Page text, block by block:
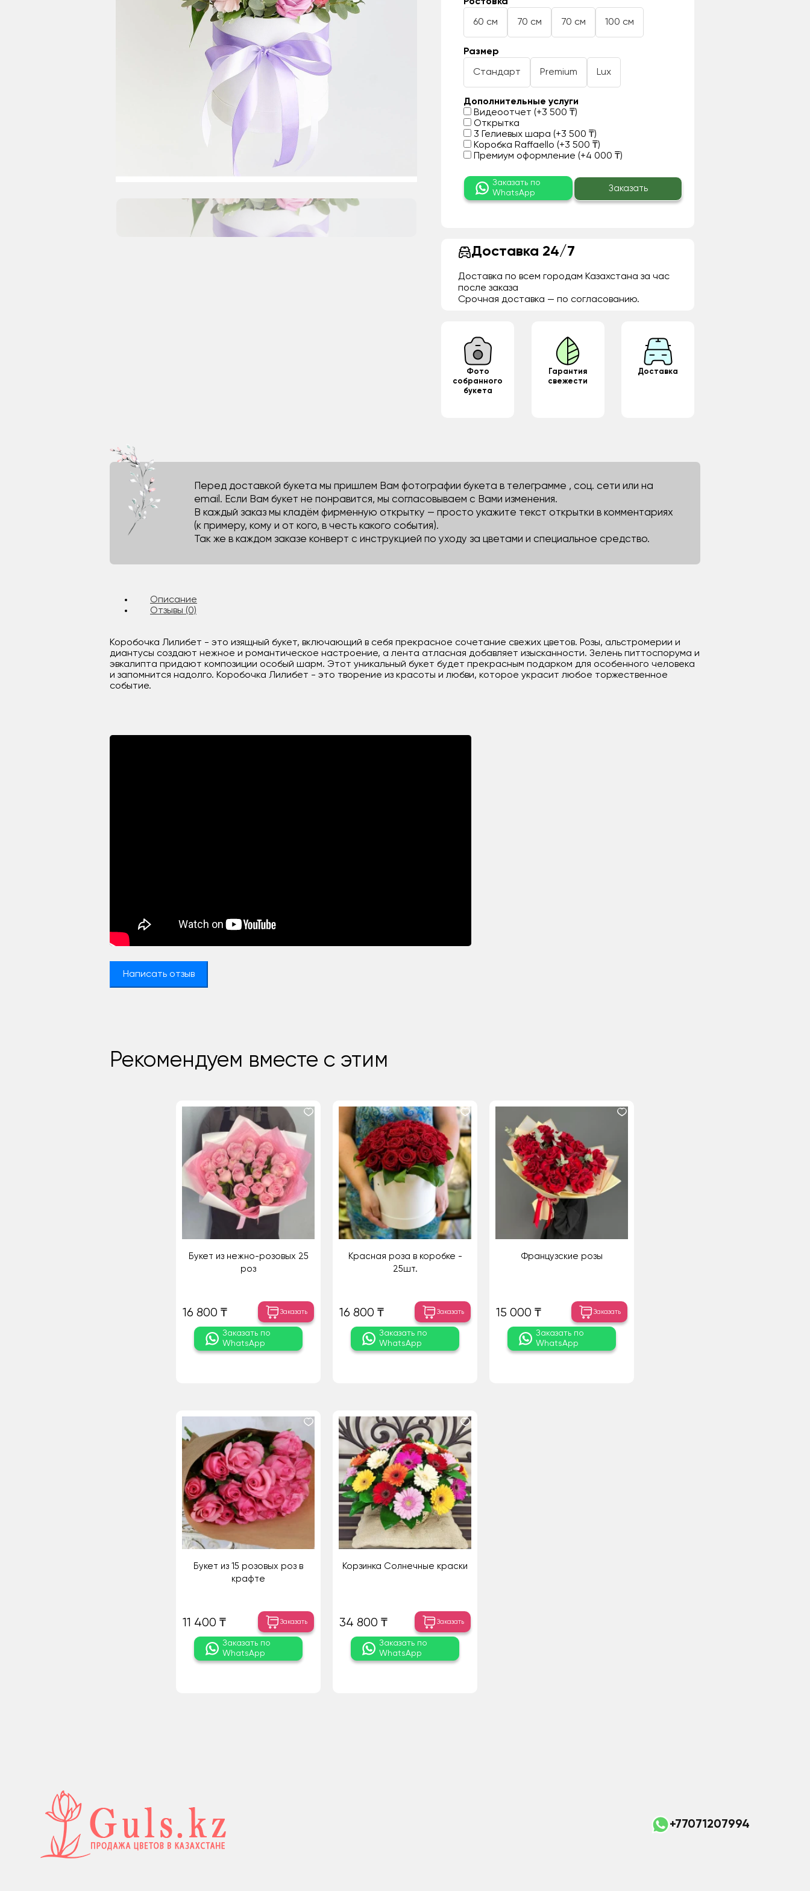
60 см 70 см 70 см 100 см
Размер
Стандарт Premium Lux
Дополнительные услуги
Видеоотчет (+3 500 ₸)
Открытка
3 Гелиевых шара (+3 500 ₸)
Коробка Raffaello (+3 500 ₸)
Премиум оформление (+4 000 ₸)
Заказать по
WhatsApp
Заказать
Доставка 24/7
Доставка по всем городам Казахстана за час
после заказа
Срочная доставка — по согласованию.
Фото
собранного
букета
Гарантия
свежести
Доставка
Перед доставкой букета мы пришлем Вам фотографии букета в телеграмме , соц. сети или на
email. Если Вам букет не понравится, мы согласовываем с Вами изменения.
В каждый заказ мы кладём фирменную открытку — просто укажите текст открытки в комментариях
(к примеру, кому и от кого, в честь какого события).
Так же в каждом заказе конверт с инструкцией по уходу за цветами и специальное средство.
Описание
Отзывы (0)
Коробочка Лилибет - это изящный букет, включающий в себя прекрасное сочетание свежих цветов. Розы, альстромерии и
диантусы создают нежное и романтическое настроение, а лента атласная добавляет изысканности. Зелень питтоспорума и
эвкалипта придают композиции особый шарм. Этот уникальный букет будет прекрасным подарком для особенного человека
и запомнится надолго. Коробочка Лилибет - это творение из красоты и любви, которое украсит любое торжественное
событие.
Написать отзыв
Рекомендуем вместе с этим
Букет из нежно-розовых 25
роз
16 800 ₸ Заказать
Заказать по
WhatsApp
Красная роза в коробке -
25шт.
16 800 ₸ Заказать
Заказать по
WhatsApp
Французские розы
15 000 ₸ Заказать
Заказать по
WhatsApp
Букет из 15 розовых роз в
крафте
11 400 ₸ Заказать
Заказать по
WhatsApp
Корзинка Солнечные краски
34 800 ₸ Заказать
Заказать по
WhatsApp
+77071207994